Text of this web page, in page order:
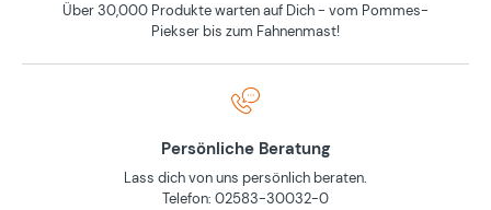
Über 30,000 Produkte warten auf Dich - vom Pommes-
Piekser bis zum Fahnenmast!
Persönliche Beratung
Lass dich von uns persönlich beraten.
Telefon: 02583-30032-0